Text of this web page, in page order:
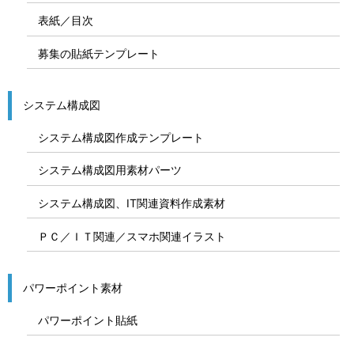
表紙／目次
募集の貼紙テンプレート
システム構成図
システム構成図作成テンプレート
システム構成図用素材パーツ
システム構成図、IT関連資料作成素材
ＰＣ／ＩＴ関連／スマホ関連イラスト
パワーポイント素材
パワーポイント貼紙